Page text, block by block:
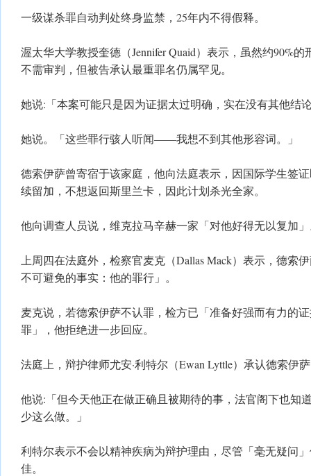
一级谋杀罪自动判处终身监禁，25年内不得假释。
渥太华大学教授奎德（Jennifer Quaid）表示，虽然约90%
不需审判，但被告承认最重罪名仍属罕见。
她说:「本案可能只是因为证据太过明确，实在没有其他结
她说。「这些罪行骇人听闻——我想不到其他形容词。」
德索伊萨曾寄宿于该家庭，他向法庭表示，因国际学生签
续留加，不想返回斯里兰卡，因此计划杀光全家。
他向调查人员说，维克拉马辛赫一家「对他好得无以复加
上周四在法庭外，检察官麦克（Dallas Mack）表示，德索
不可避免的事实：他的罪行」。
麦克说，若德索伊萨不认罪，检方已「准备好强而有力的
罪」，他拒绝进一步回应。
法庭上，辩护律师尤安·利特尔（Ewan Lyttle）承认德索伊
他说:「但今天他正在做正确且被期待的事，法官阁下也知
少这么做。」
利特尔表示不会以精神疾病为辩护理由，尽管「毫无疑问
佳。